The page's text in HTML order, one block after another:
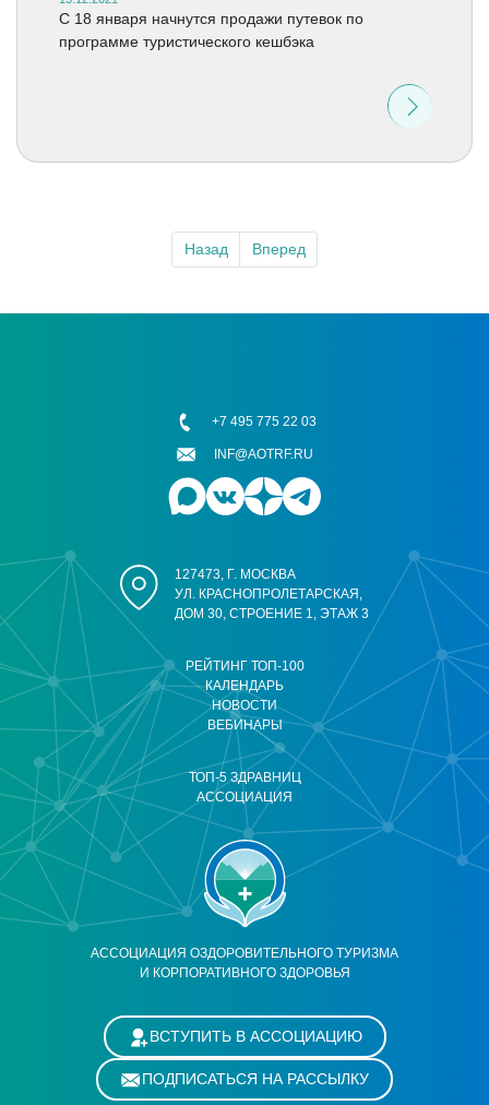
C 18 января начнутся продажи путевок по
программе туристического кешбэка
Назад Вперед
АССОЦИАЦИЯ ОЗДОРОВИТЕЛЬНОГО ТУРИЗМА
И КОРПОРАТИВНОГО ЗДОРОВЬЯ
РЕЙТИНГ ТОП-100
КАЛЕНДАРЬ
НОВОСТИ
ВЕБИНАРЫ
ТОП-5 ЗДРАВНИЦ
АССОЦИАЦИЯ
127473, Г. МОСКВА
УЛ. КРАСНОПРОЛЕТАРСКАЯ,
ДОМ 30, СТРОЕНИЕ 1, ЭТАЖ 3
+7 495 775 22 03
INF@AOTRF.RU
ВСТУПИТЬ В АССОЦИАЦИЮ
ПОДПИСАТЬСЯ НА РАССЫЛКУ